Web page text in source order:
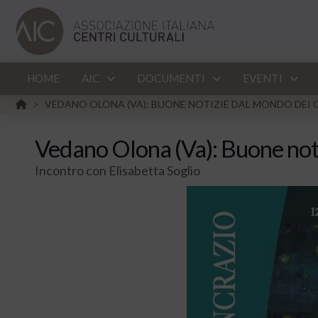
HOME AIC DOCUMENTI EVENTI
HOME
> VEDANO OLONA (VA): BUONE NOTIZIE DAL MONDO DEI
Vedano Olona (Va): Buone
Incontro con Elisabetta Soglio